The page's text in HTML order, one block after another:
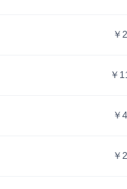
￥
￥
￥
￥